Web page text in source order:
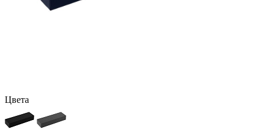
Цвета